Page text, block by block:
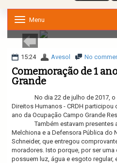
o
g
l
n
i
g
a
t
i
o
n
Menu
15:24 Avesol No
Comemoração de 1
Grande
No dia 22 de julho de 2017,
Direitos Humanos - CRDH
ano da Ocupação Campo Grande
Também estavam presentes
Melchiona e a Defensora Pública do
Schneider, que entregou
moradores. Isto porque, por ser
possuem luz, água e esgoto regular,